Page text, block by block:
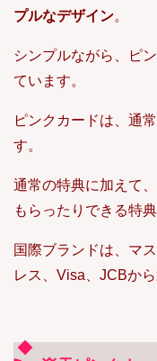
プルなデザイン。
シンプルながら、ピ
ています。
ピンクカードは、通
す。
通常の特典に加えて
もらったりできる特
国際ブランドは、マ
レス、Visa、JCBから